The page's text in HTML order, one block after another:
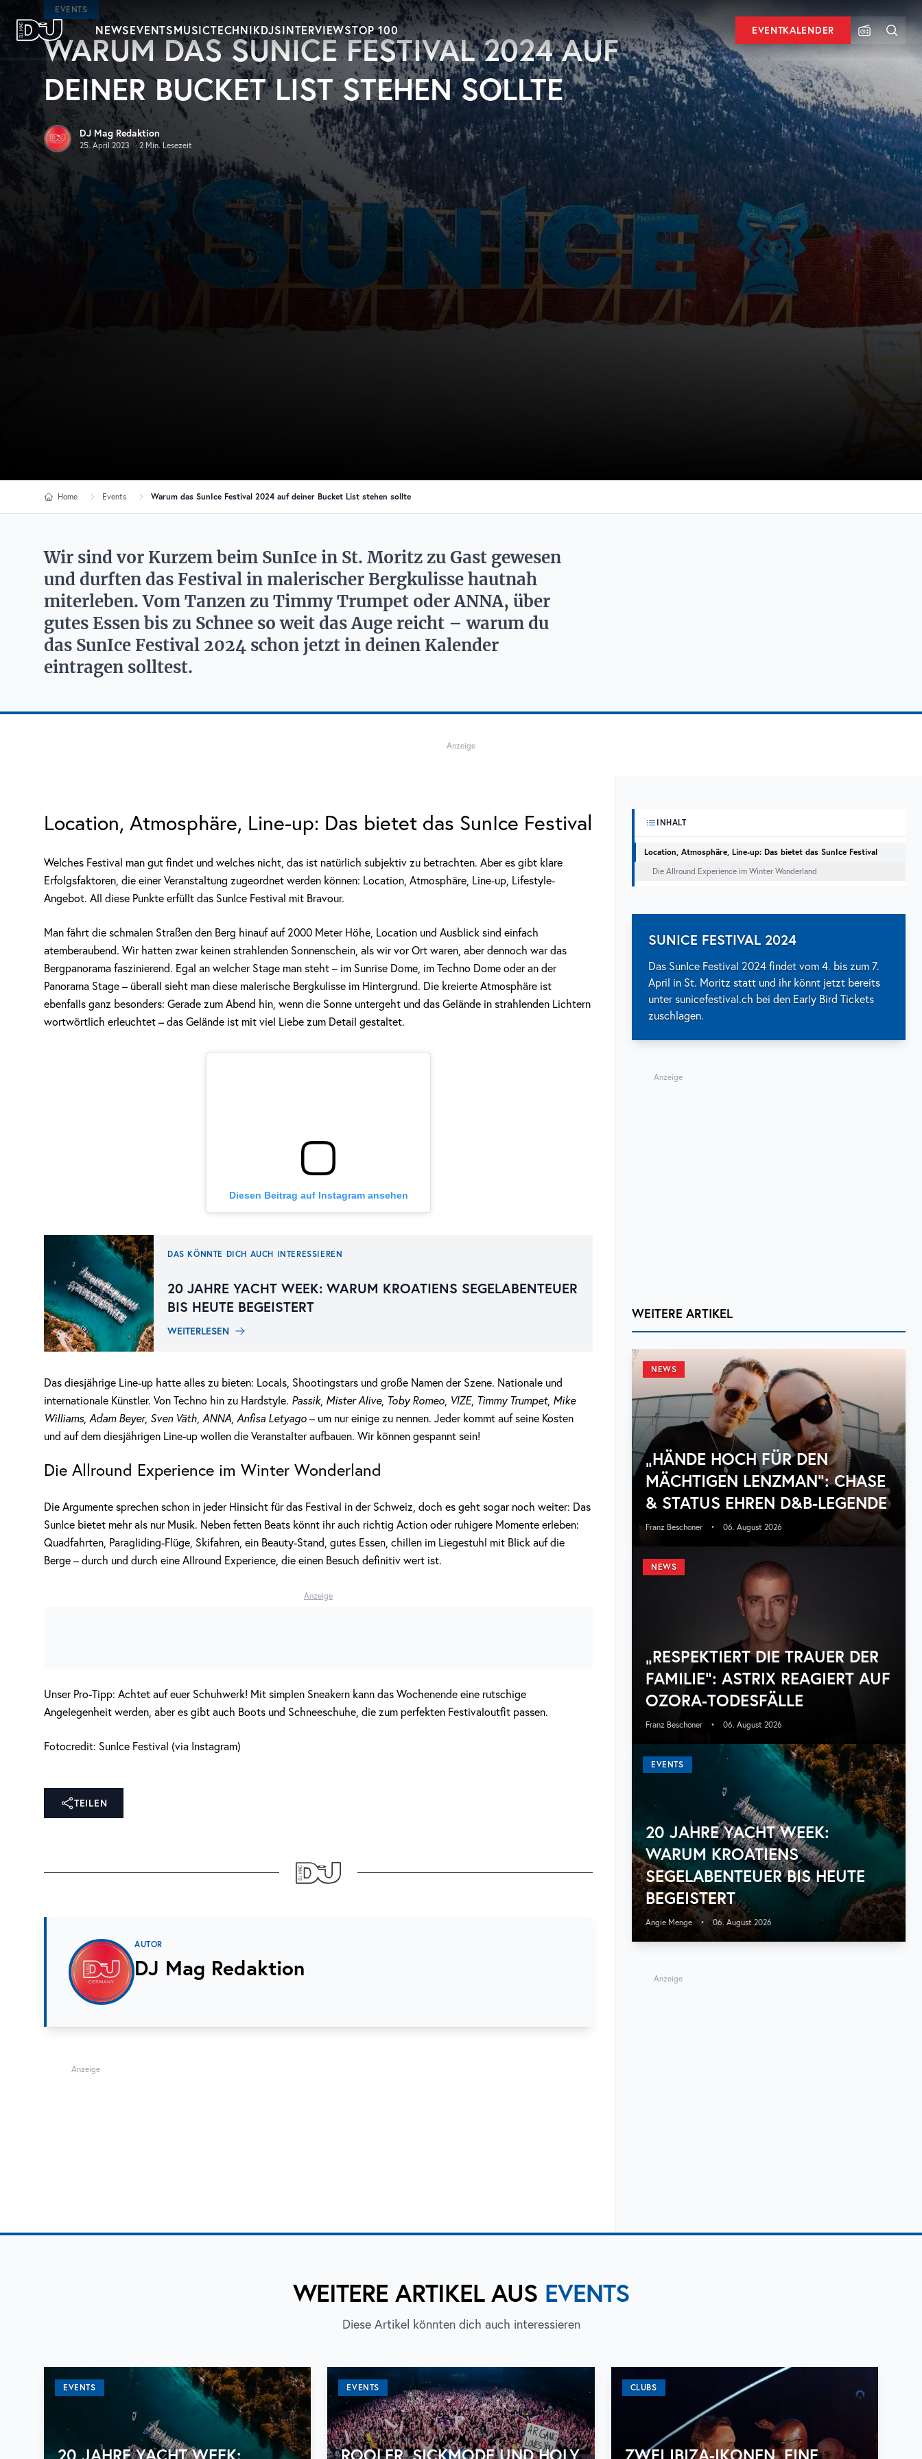
Zum Hauptinhalt springen
DJ Mag Germany
NEWSEVENTSMUSICTECHNIKDJSINTERVIEWSTOP 100 EVENTKALENDER
EVENTS
WARUM DAS SUNICE FESTIVAL 2024 AUF
DEINER BUCKET LIST STEHEN SOLLTE
DJ Mag Redaktion
25. April 2023 · 2 Min. Lesezeit
Home Events Warum das SunIce Festival 2024 auf deiner Bucket List stehen sollte
Wir sind vor Kurzem beim SunIce in St. Moritz zu Gast gewesen
und durften das Festival in malerischer Bergkulisse hautnah
miterleben. Vom Tanzen zu Timmy Trumpet oder ANNA, über
gutes Essen bis zu Schnee so weit das Auge reicht – warum du
das SunIce Festival 2024 schon jetzt in deinen Kalender
eintragen solltest.
Anzeige
Location, Atmosphäre, Line-up: Das bietet das SunIce Festival
Welches Festival man gut findet und welches nicht, das ist natürlich subjektiv zu betrachten. Aber es gibt klare
Erfolgsfaktoren, die einer Veranstaltung zugeordnet werden können: Location, Atmosphäre, Line-up, Lifestyle-
Angebot. All diese Punkte erfüllt das SunIce Festival mit Bravour.
Man fährt die schmalen Straßen den Berg hinauf auf 2000 Meter Höhe, Location und Ausblick sind einfach
atemberaubend. Wir hatten zwar keinen strahlenden Sonnenschein, als wir vor Ort waren, aber dennoch war das
Bergpanorama faszinierend. Egal an welcher Stage man steht – im Sunrise Dome, im Techno Dome oder an der
Panorama Stage – überall sieht man diese malerische Bergkulisse im Hintergrund. Die kreierte Atmosphäre ist
ebenfalls ganz besonders: Gerade zum Abend hin, wenn die Sonne untergeht und das Gelände in strahlenden Lichtern
wortwörtlich erleuchtet – das Gelände ist mit viel Liebe zum Detail gestaltet.
Diesen Beitrag auf Instagram ansehen
DAS KÖNNTE DICH AUCH INTERESSIEREN
20 JAHRE YACHT WEEK: WARUM KROATIENS SEGELABENTEUER
BIS HEUTE BEGEISTERT
WEITERLESEN
Das diesjährige Line-up hatte alles zu bieten: Locals, Shootingstars und große Namen der Szene. Nationale und
internationale Künstler. Von Techno hin zu Hardstyle. Passik, Mister Alive, Toby Romeo VIZE, Timmy Trumpet, Mike
Williams, Adam Beyer, Sven Väth ANNA Anfisa Letyago – um nur einige zu nennen. Jeder kommt auf seine Kosten
und auf dem diesjährigen Line-up wollen die Veranstalter aufbauen. Wir können gespannt sein!
Die Allround Experience im Winter Wonderland
Die Argumente sprechen schon in jeder Hinsicht für das Festival in der Schweiz, doch es geht sogar noch weiter: Das
SunIce bietet mehr als nur Musik. Neben fetten Beats könnt ihr auch richtig Action oder ruhigere Momente erleben:
Quadfahrten, Paragliding-Flüge, Skifahren, ein Beauty-Stand, gutes Essen, chillen im Liegestuhl mit Blick auf die
Berge – durch und durch eine Allround Experience, die einen Besuch definitiv wert ist.
Anzeige
Unser Pro-Tipp: Achtet auf euer Schuhwerk! Mit simplen Sneakern kann das Wochenende eine rutschige
Angelegenheit werden, aber es gibt auch Boots und Schneeschuhe, die zum perfekten Festivaloutfit passen.
Fotocredit: SunIce Festival (via Instagram)
TEILEN
AUTOR
DJ Mag Redaktion
Anzeige
INHALT
Location, Atmosphäre, Line-up: Das bietet das SunIce Festival
Die Allround Experience im Winter Wonderland
SUNICE FESTIVAL 2024
Das SunIce Festival 2024 findet vom 4. bis zum 7.
April in St. Moritz statt und ihr könnt jetzt bereits
unter sunicefestival.ch bei den Early Bird Tickets
zuschlagen.
Anzeige
WEITERE ARTIKEL
NEWS
„HÄNDE HOCH FÜR DEN
MÄCHTIGEN LENZMAN“: CHASE
& STATUS EHREN D&B-LEGENDE
Franz Beschoner • 06. August 2026
NEWS
„RESPEKTIERT DIE TRAUER DER
FAMILIE“: ASTRIX REAGIERT AUF
OZORA-TODESFÄLLE
Franz Beschoner • 06. August 2026
EVENTS
20 JAHRE YACHT WEEK:
WARUM KROATIENS
SEGELABENTEUER BIS HEUTE
BEGEISTERT
Angie Menge • 06. August 2026
Anzeige
WEITERE ARTIKEL AUS EVENTS
Diese Artikel könnten dich auch interessieren
EVENTS EVENTS CLUBS